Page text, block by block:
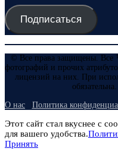
Подписаться
© Все права защищены. Все
фотографий и прочих
лицензий на них. При
О нас Политика
Этот сайт стал вкуснее с
для вашего удобства.
Принять